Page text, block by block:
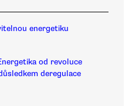
energetiku
od revoluce
deregulace